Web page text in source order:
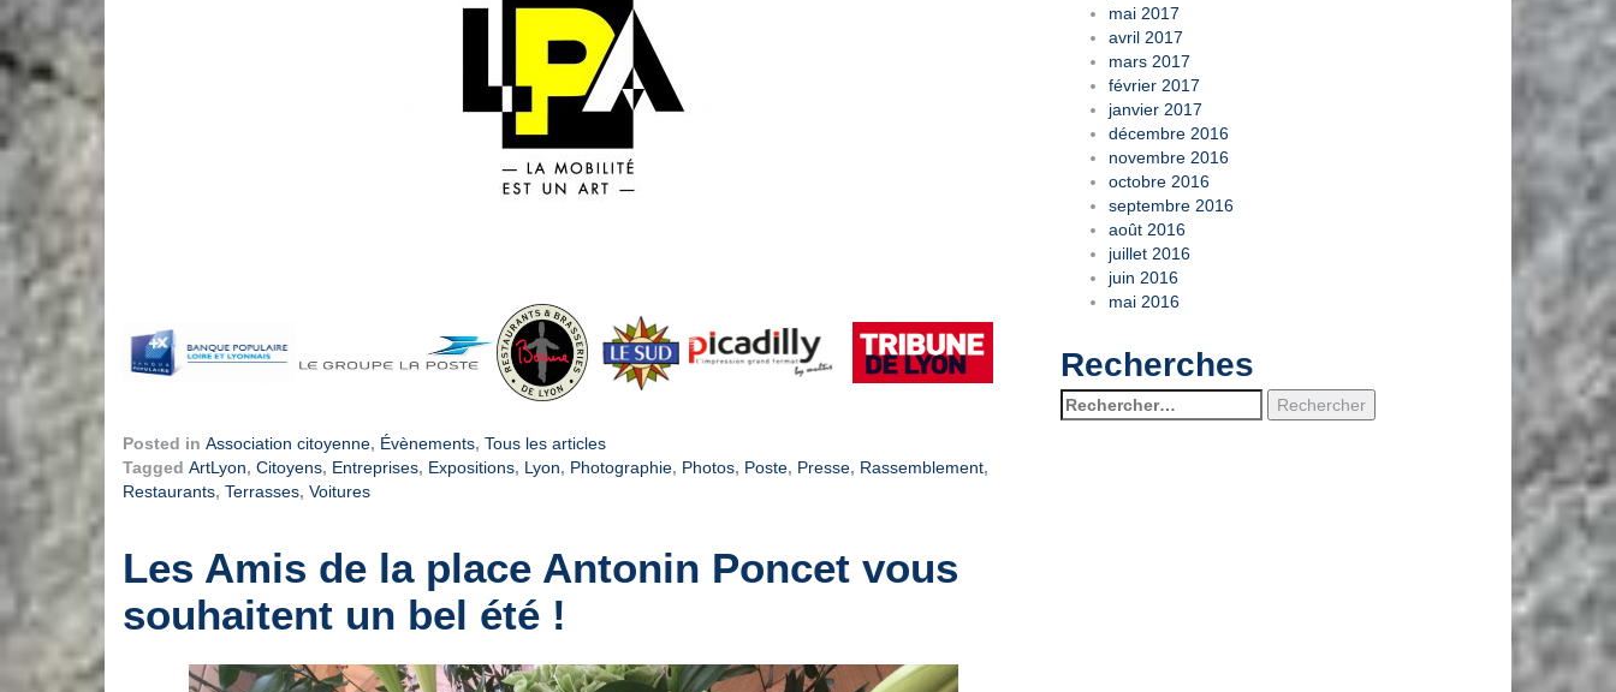
Posted in Association citoyenne, Évènements, Tous les articles
Tagged ArtLyon, Citoyens, Entreprises, Expositions, Lyon, Photographie, Photos, Poste, Presse, Rassemblement,
Restaurants, Terrasses, Voitures
Les Amis de la place Antonin Poncet vous
souhaitent un bel été !
mai 2017
avril 2017
mars 2017
février 2017
janvier 2017
décembre 2016
novembre 2016
octobre 2016
septembre 2016
août 2016
juillet 2016
juin 2016
mai 2016
Recherches
Rechercher :